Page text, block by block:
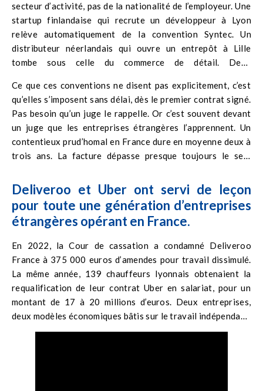
secteur d’activité, pas de la nationalité de l’employeur. Une
startup finlandaise qui recrute un développeur à Lyon
relève automatiquement de la convention Syntec. Un
distributeur néerlandais qui ouvre un entrepôt à Lille
tombe sous celle du commerce de détail. Deux
salaires minima, deux ensembles de règles sur les congés
supplémentaires et les modalités de rupture.
Ce que ces conventions ne disent pas explicitement, c’est
qu’elles s’imposent sans délai, dès le premier contrat signé.
Pas besoin qu’un juge le rappelle. Or c’est souvent devant
un juge que les entreprises étrangères l’apprennent. Un
contentieux prud’homal en France dure en moyenne deux à
trois ans. La facture dépasse presque toujours le seul
de procédure, coût humain pour les équipes RH mobilisées.
Deliveroo et Uber ont servi de leçon
pour toute une génération d’entreprises
étrangères opérant en France.
En 2022, la Cour de cassation a condamné Deliveroo
France à 375 000 euros d’amendes pour travail dissimulé.
La même année, 139 chauffeurs lyonnais obtenaient la
requalification de leur contrat Uber en salariat, pour un
montant de 17 à 20 millions d’euros. Deux entreprises,
deux modèles économiques bâtis sur le travail indépendant,
deux condamnations fondées sur le même principe : le droit